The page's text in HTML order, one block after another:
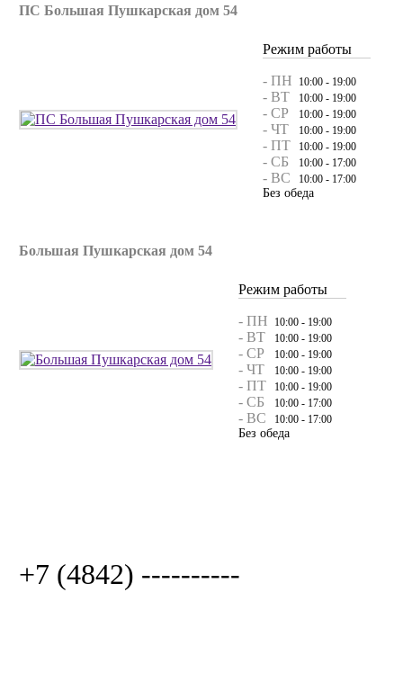
ПС Большая Пушкарская дом 54
Режим работы
- ПН 10:00 - 19:00
- ВТ 10:00 - 19:00
- СР 10:00 - 19:00
- ЧТ 10:00 - 19:00
- ПТ 10:00 - 19:00
- СБ 10:00 - 17:00
- ВС 10:00 - 17:00
Без обеда
Большая Пушкарская дом 54
Режим работы
- ПН 10:00 - 19:00
- ВТ 10:00 - 19:00
- СР 10:00 - 19:00
- ЧТ 10:00 - 19:00
- ПТ 10:00 - 19:00
- СБ 10:00 - 17:00
- ВС 10:00 - 17:00
Без обеда
+7 (4842) ----------